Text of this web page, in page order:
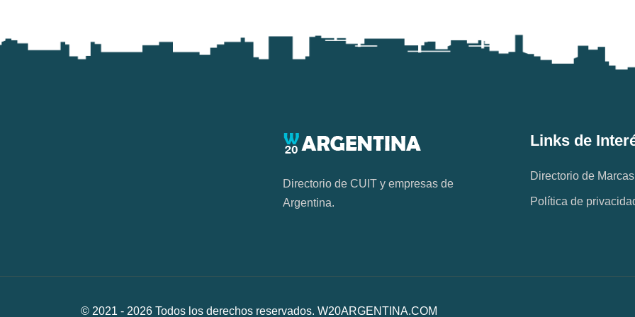
Directorio de CUIT y empresas de
Argentina.
Links de
Directorio de Marcas
Política de
© 2021 - 2026 Todos los derechos reservados. W20ARGENTINA.COM